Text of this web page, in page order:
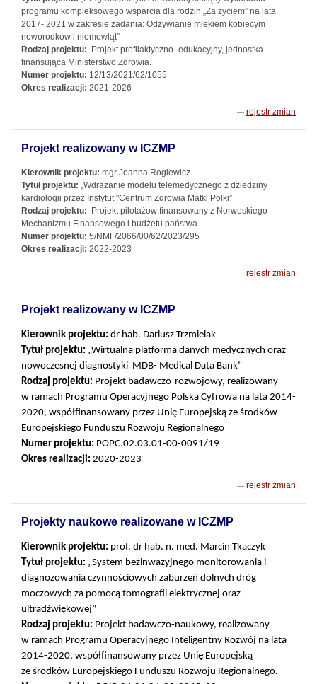
programu kompleksowego wsparcia dla rodzin „Za życiem” na lata
2017- 2021 w zakresie zadania: Odżywianie mlekiem kobiecym
noworodków i niemowląt”
Rodzaj projektu:
Projekt profilaktyczno- edukacyjny, jednostka
finansująca Ministerstwo Zdrowia.
Numer projektu: 12/13/2021/62/1055
Okres realizacji: 2021-2026
rejestr zmian
Projekt realizowany w ICZMP
Kierownik projektu: mgr Joanna Rogiewicz
Tytuł projektu: „Wdrażanie modelu telemedycznego z dziedziny
kardiologii przez Instytut "Centrum Zdrowia Matki Polki”
Rodzaj projektu:
Projekt pilotażow finansowany z Norweskiego
Mechanizmu Finansowego i budżetu państwa.
Numer projektu: 5/NMF/2066/00/62/2023/295
Okres realizacji: 2022-2023
rejestr zmian
Projekt realizowany w ICZMP
Kierownik projektu: dr hab. Dariusz Trzmielak
Tytuł projektu: „Wirtualna platforma danych medycznych oraz
nowoczesnej diagnostyki MDB- Medical Data Bank"
Rodzaj projektu: Projekt badawczo-rozwojowy, realizowany
w ramach Programu Operacyjnego Polska Cyfrowa na lata 2014-
2020, współfinansowany przez Unię Europejską ze środków
Europejskiego Funduszu Rozwoju Regionalnego
Numer projektu: POPC.02.03.01-00-0091/19
Okres realizacji: 2020-2023
rejestr zmian
Projekty naukowe realizowane w ICZMP
Kierownik projektu: prof. dr hab. n. med. Marcin Tkaczyk
Tytuł projektu: „System bezinwazyjnego monitorowania i
diagnozowania czynnościowych zaburzeń dolnych dróg
moczowych za pomocą tomografii elektrycznej oraz
ultradźwiękowej”
Rodzaj projektu: Projekt badawczo-naukowy, realizowany
w ramach Programu Operacyjnego Inteligentny Rozwój na lata
2014-2020, współfinansowany przez Unię Europejską
ze środków Europejskiego Funduszu Rozwoju Regionalnego.